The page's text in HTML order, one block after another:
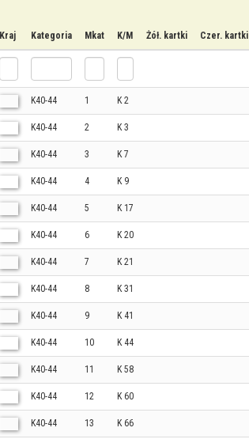
Kraj Kategoria Mkat K/M Żół. kartki Czer. kartki
K40-44 1 K 2
K40-44 2 K 3
K40-44 3 K 7
K40-44 4 K 9
K40-44 5 K 17
K40-44 6 K 20
K40-44 7 K 21
K40-44 8 K 31
K40-44 9 K 41
K40-44 10 K 44
K40-44 11 K 58
K40-44 12 K 60
K40-44 13 K 66